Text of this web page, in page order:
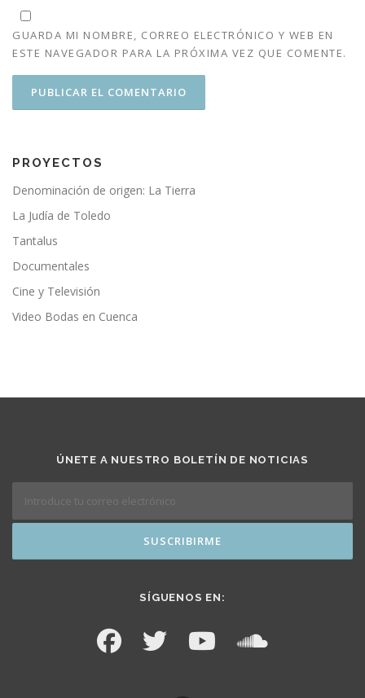
GUARDA MI NOMBRE, CORREO ELECTRÓNICO Y WEB EN
ESTE NAVEGADOR PARA LA PRÓXIMA VEZ QUE COMENTE.
PROYECTOS
Denominación de origen: La Tierra
La Judía de Toledo
Tantalus
Documentales
Cine y Televisión
Video Bodas en Cuenca
ÚNETE A NUESTRO BOLETÍN DE NOTICIAS
SÍGUENOS EN: